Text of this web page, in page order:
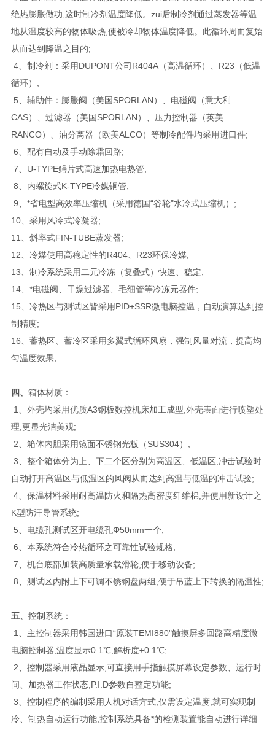
绝热膨胀做功,这时制冷剂温度降低。zui后制冷剂通过蒸发器等温
地从温度较高的物体吸热,使被冷却物体温度降低。此循环周而复始
从而达到降温之目的;
4、制冷剂：采用DUPONT公司R404A（高温循环）、R23（低温
循环）;
5、辅助件：膨胀阀（美国SPORLAN）、电磁阀（意大利
CAS）、过滤器（美国SPORLAN）、压力控制器（英美
RANCO）、油分离器（欧美ALCO）等制冷配件均采用进口件;
6、配有自动及手动除霜回路;
7、U-TYPE鳝片式高速加热电热管;
8、内螺旋式K-TYPE冷媒铜管;
9、*省电型高效率压缩机（采用德国“谷轮"水冷式压缩机）;
10、采用风冷式冷凝器;
11、斜率式FIN-TUBE蒸发器;
12、冷媒使用高稳定性的R404、R23环保冷媒;
13、制冷系统采用二元冷冻（复叠式）快速、稳定;
14、*电磁阀、干燥过滤器、毛细管等冷冻元器件;
15、冷热区与测试区皆采用PID+SSR微电脑控温，自动演算达到控
制精度;
16、蓄热区、蓄冷区采用多翼式循环风扇，强制风量对流，提高均
匀温度效果;
四、 箱体材质：
1、外壳均采用优质A3钢板数控机床加工成型,外壳表面进行喷塑处
理,更显光洁美观;
2、箱体内胆采用镜面不锈钢光板（SUS304）;
3、整个箱体分为上、下二个区分别为高温区、低温区,冲击试验时
自动打开高温区与低温区的风阀从而达到高温与低温的冲击试验;
4、保温材料采用耐高温防火和隔热高密度纤维棉,并使用新设计之
K型防汗导管系统;
5、电缆孔测试区开电缆孔Φ50mm一个;
6、本系统符合冷热循环之可靠性试验规格;
7、机台底部加装高质量承载滑轮,便于移动设备;
8、测试区内附上下可调不锈钢盘两组,便于吊蓝上下转换的隔温性;
五、 控制系统：
1、主控制器采用韩国进口“原装TEMI880"触摸屏多回路高精度微
电脑控制器,温度显示0.1℃,解析度±0.1℃;
2、控制器采用液晶显示,可直接用手指触摸屏幕设定参数、运行时
间、加热器工作状态,P.I.D参数自整定功能;
3、控制程序的编制采用人机对话方式,仅需设定温度,就可实现制
冷、制热自动运行功能,控制系统具备*的检测装置能自动进行详细